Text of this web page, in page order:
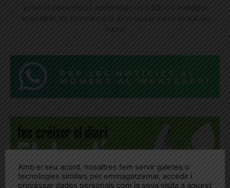
generar consciència ambiental i fer valdre la mobilitat
sostenible, tot fomentant la diversió i la xarxa veïnal als
barris
REP LES NOTÍCIES AL
MOMENT AL WHATSAPP!
Amb el seu acord, nosaltres fem servir galetes o
tecnologies similars per emmagatzemar, accedir i
processar dades personals com la seva visita a aquest